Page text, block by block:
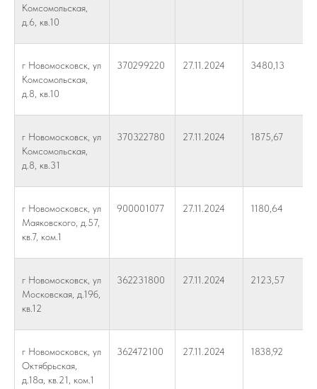
Комсомольская,
д.6, кв.10
г Новомосковск, ул
Комсомольская,
д.8, кв.10
370299220 27.11.2024 3480,13
г Новомосковск, ул
Комсомольская,
д.8, кв.31
370322780 27.11.2024 1875,67
г Новомосковск, ул
Маяковского, д.57,
кв.7, ком.1
900001077 27.11.2024 1180,64
г Новомосковск, ул
Московская, д.19б,
кв.12
362231800 27.11.2024 2123,57
г Новомосковск, ул
Октябрьская,
д.18а, кв.21, ком.1
362472100 27.11.2024 1838,92